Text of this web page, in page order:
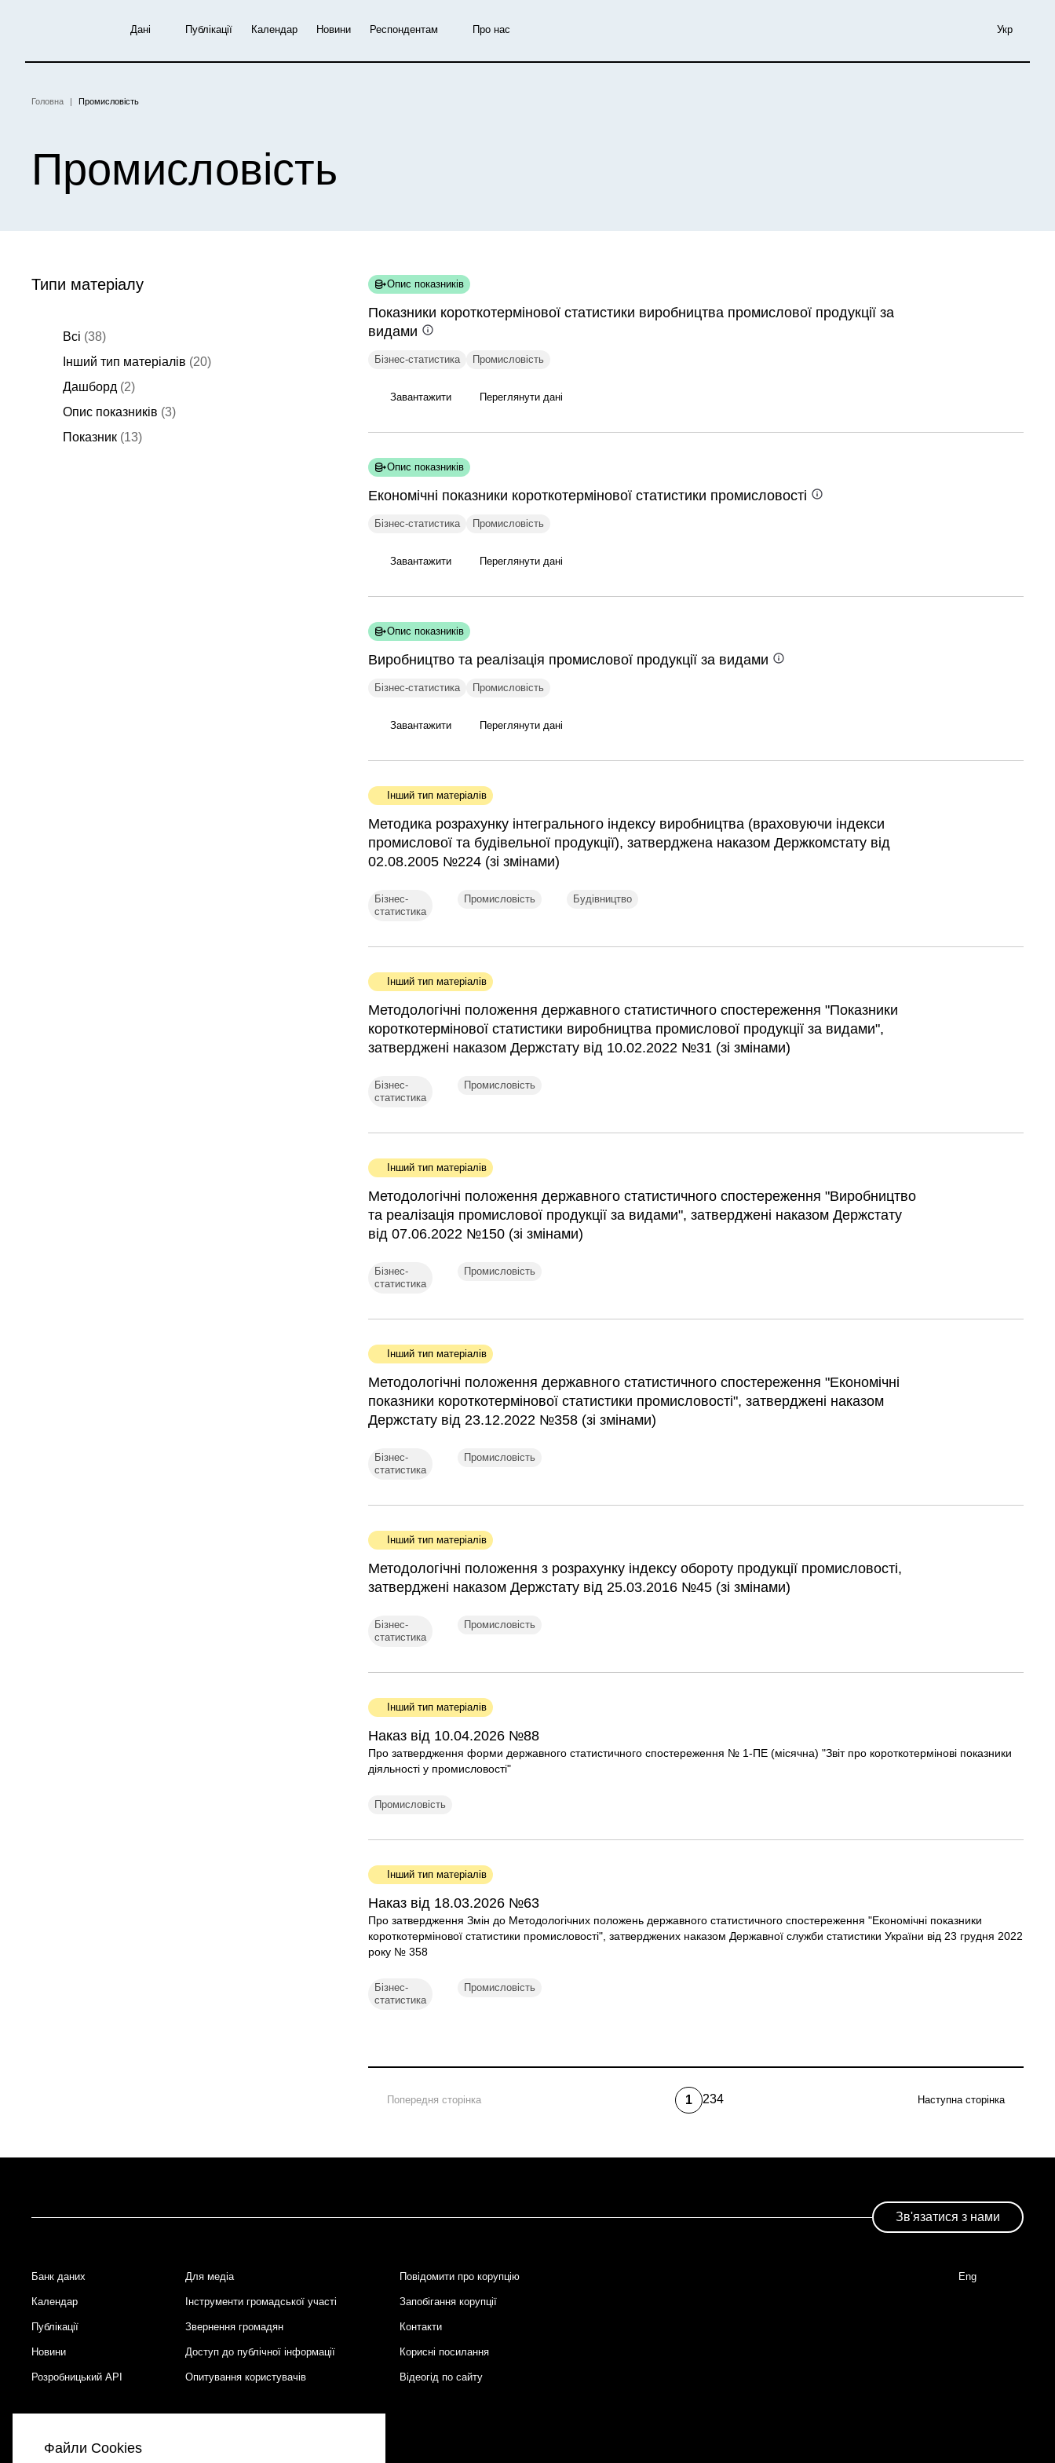
Дані Публікації Календар Новини Респондентам Про нас Укр
Рядок
Головна Промисловість
Промисловість
Типи матеріалу
Всі (38)
Інший тип матеріалів (20)
Дашборд (2)
Опис показників (3)
Показник (13)
Опис показників
Показники короткотермінової статистики виробництва промислової продукції за
видами
Бізнес-статистика Промисловість
Завантажити Переглянути дані
Опис показників
Економічні показники короткотермінової статистики промисловості
Бізнес-статистика Промисловість
Завантажити Переглянути дані
Опис показників
Виробництво та реалізація промислової продукції за видами
Бізнес-статистика Промисловість
Завантажити Переглянути дані
Інший тип матеріалів
Методика розрахунку інтегрального індексу виробництва (враховуючи індекси
промислової та будівельної продукції), затверджена наказом Держкомстату від
02.08.2005 №224 (зі змінами)
Бізнес-
статистика
Промисловість Будівництво
Інший тип матеріалів
Методологічні положення державного статистичного спостереження "Показники
короткотермінової статистики виробництва промислової продукції за видами",
затверджені наказом Держстату від 10.02.2022 №31 (зі змінами)
Бізнес-
статистика
Промисловість
Інший тип матеріалів
Методологічні положення державного статистичного спостереження "Виробництво
та реалізація промислової продукції за видами", затверджені наказом Держстату
від 07.06.2022 №150 (зі змінами)
Бізнес-
статистика
Промисловість
Інший тип матеріалів
Методологічні положення державного статистичного спостереження "Економічні
показники короткотермінової статистики промисловості", затверджені наказом
Держстату від 23.12.2022 №358 (зі змінами)
Бізнес-
статистика
Промисловість
Інший тип матеріалів
Методологічні положення з розрахунку індексу обороту продукції промисловості,
затверджені наказом Держстату від 25.03.2016 №45 (зі змінами)
Бізнес-
статистика
Промисловість
Інший тип матеріалів
Наказ від 10.04.2026 №88
Про затвердження форми державного статистичного спостереження № 1-ПЕ (місячна) "Звіт про короткотермінові показники
діяльності у промисловості"
Промисловість
Інший тип матеріалів
Наказ від 18.03.2026 №63
Про затвердження Змін до Методологічних положень державного статистичного спостереження "Економічні показники
короткотермінової статистики промисловості", затверджених наказом Державної служби статистики України від 23 грудня 2022
року № 358
Бізнес-
статистика
Промисловість
Попередня сторінка
Поточна
1 Page
2Page
3Page
4 Наступна сторінка
сторінки
Зв'язатися з нами
Footer
Банк даних Для медіа Повідомити про корупцію
Календар Інструменти громадської участі Запобігання корупції
Публікації Звернення громадян Контакти
Новини Доступ до публічної інформації Корисні посилання
Розробницький API Опитування користувачів Відеогід по сайту
Eng
Файли Cookies